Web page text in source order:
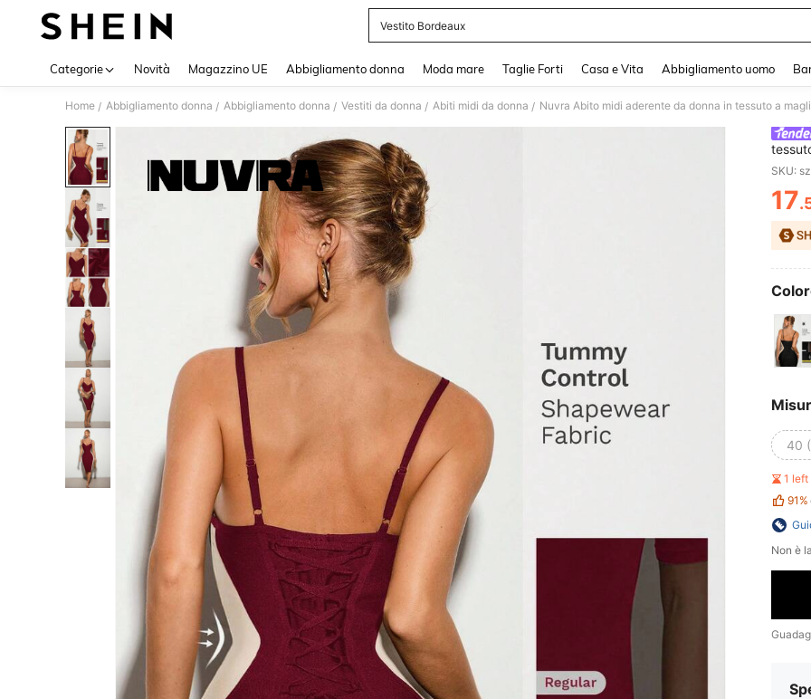
Vestito Bordeaux
Categorie Novità Magazzino UE Abbigliamento donna Moda mare Taglie Forti Casa e Vita Abbigliamento uomo
Home / Abbigliamento donna / Abbigliamento donna / Vestiti da donna / Abiti midi da donna /
a
SKU:
17
40
1 left
91%
Non è